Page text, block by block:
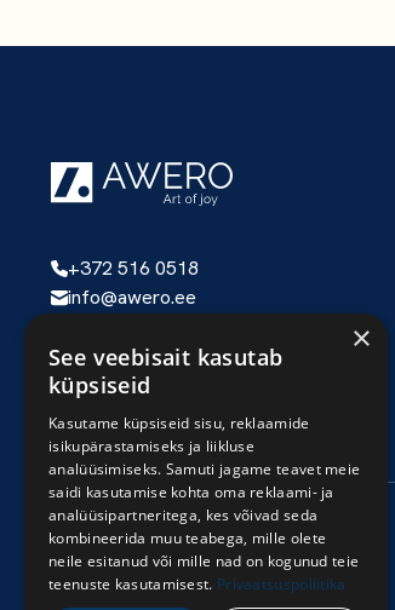
+372 516 0518
info@awero.ee
Jälgi meid
© Awero OÜ 2026
Müügitingimused
×
See veebisait kasutab
küpsiseid
Kasutame küpsiseid sisu, reklaamide
isikupärastamiseks ja liikluse
analüüsimiseks. Samuti jagame teavet meie
saidi kasutamise kohta oma reklaami- ja
analüüsipartneritega, kes võivad seda
kombineerida muu teabega, mille olete
neile esitanud või mille nad on kogunud teie
teenuste kasutamisest. Privaatsuspoliitika